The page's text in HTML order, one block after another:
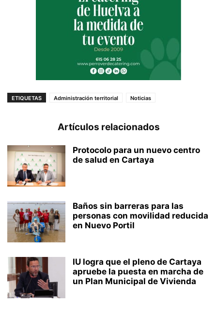
ETIQUETAS Administración territorial Noticias
Artículos relacionados
Protocolo para un nuevo centro
de salud en Cartaya
Baños sin barreras para las
personas con movilidad reducida
en Nuevo Portil
IU logra que el pleno de Cartaya
apruebe la puesta en marcha de
un Plan Municipal de Vivienda